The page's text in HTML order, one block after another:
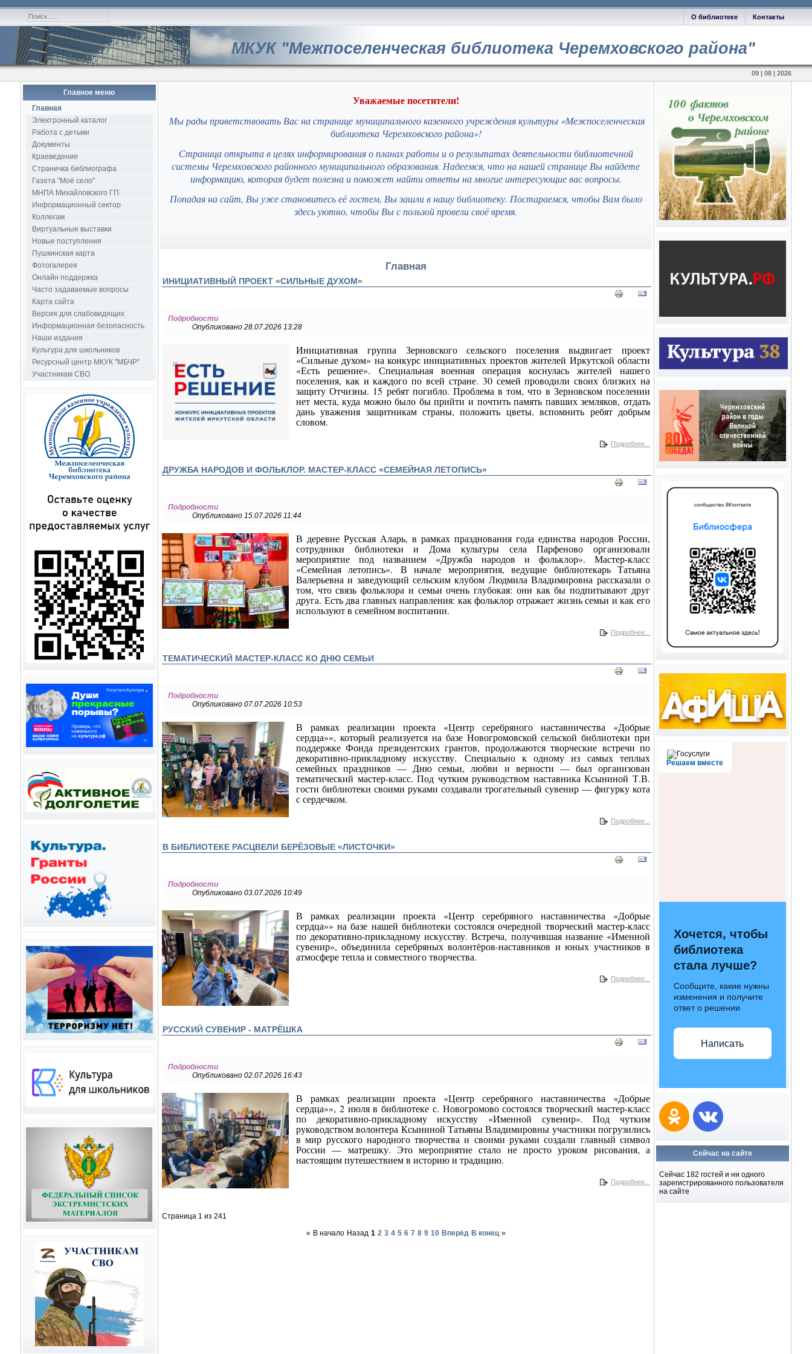
Контакты
О библиотеке
МКУК "Межпоселенческая библиотека Черемховского района"
09 | 08 | 2026
Главное меню
Главная
Электронный каталог
Работа с детьми
Документы
Краеведение
Страничка библиографа
Газета "Моё село"
МНПА Михайловского ГП
Информационный сектор
Коллегам
Виртуальные выставки
Новые поступления
Пушкинская карта
Фотогалерея
Онлайн поддержка
Часто задаваемые вопросы
Карта сайта
Версия для слабовидящих
Информационная безопасность
Наши издания
Культура для школьников
Ресурсный центр МКУК "МБЧР"
Участникам СВО
Уважаемые посетители!
Мы рады приветствовать Вас на странице муниципального казенного учреждения культуры «Межпоселенческая
библиотека Черемховского района»!
Страница открыта в целях информирования о планах работы и о результатах деятельности библиотечной
системы Черемховского районного муниципального образования. Надеемся, что на нашей странице Вы найдете
информацию, которая будет полезна и поможет найти ответы на многие интересующие вас вопросы.
Попадая на сайт, Вы уже становитесь её гостем, Вы зашли в нашу библиотеку. Постараемся, чтобы Вам было
здесь уютно, чтобы Вы с пользой провели своё время.
Главная
ИНИЦИАТИВНЫЙ ПРОЕКТ «СИЛЬНЫЕ ДУХОМ»
Подробности
Опубликовано 28.07.2026 13:28
Инициативная группа Зерновского сельского поселения выдвигает проект
«Сильные духом» на конкурс инициативных проектов жителей Иркутской области
«Есть решение». Специальная военная операция коснулась жителей нашего
поселения, как и каждого по всей стране. 30 семей проводили своих близких на
защиту Отчизны. 15 ребят погибло. Проблема в том, что в Зерновском поселении
нет места, куда можно было бы прийти и почтить память павших земляков, отдать
дань уважения защитникам страны, положить цветы, вспомнить ребят добрым
словом.
Подробнее...
ДРУЖБА НАРОДОВ И ФОЛЬКЛОР. МАСТЕР-КЛАСС «СЕМЕЙНАЯ ЛЕТОПИСЬ»
Подробности
Опубликовано 15.07.2026 11:44
В деревне Русская Аларь, в рамках празднования года единства народов России,
сотрудники библиотеки и Дома культуры села Парфеново организовали
мероприятие под названием «Дружба народов и фольклор». Мастер-класс
«Семейная летопись». В начале мероприятия, ведущие библиотекарь Татьяна
Валерьевна и заведующий сельским клубом Людмила Владимировна рассказали о
том, что связь фольклора и семьи очень глубокая: они как бы подпитывают друг
друга. Есть два главных направления: как фольклор отражает жизнь семьи и как его
используют в семейном воспитании.
Подробнее...
ТЕМАТИЧЕСКИЙ МАСТЕР-КЛАСС КО ДНЮ СЕМЬИ
Подробности
Опубликовано 07.07.2026 10:53
В рамках реализации проекта «Центр серебряного наставничества «Добрые
сердца»», который реализуется на базе Новогромовской сельской библиотеки при
поддержке Фонда президентских грантов, продолжаются творческие встречи по
декоративно-прикладному искусству. Специально к одному из самых теплых
семейных праздников — Дню семьи, любви и верности — был организован
тематический мастер-класс. Под чутким руководством наставника Ксыниной Т.В.
гости библиотеки своими руками создавали трогательный сувенир — фигурку кота
с сердечком.
Подробнее...
В БИБЛИОТЕКЕ РАСЦВЕЛИ БЕРЁЗОВЫЕ «ЛИСТОЧКИ»
Подробности
Опубликовано 03.07.2026 10:49
В рамках реализации проекта «Центр серебряного наставничества «Добрые
сердца»» на базе нашей библиотеки состоялся очередной творческий мастер-класс
по декоративно-прикладному искусству. Встреча, получившая название «Именной
сувенир», объединила серебряных волонтёров-наставников и юных участников в
атмосфере тепла и совместного творчества.
Подробнее...
РУССКИЙ СУВЕНИР - МАТРЁШКА
Подробности
Опубликовано 02.07.2026 16:43
В рамках реализации проекта «Центр серебряного наставничества «Добрые
сердца»», 2 июля в библиотеке с. Новогромово состоялся творческий мастер-класс
по декоративно-прикладному искусству «Именной сувенир». Под чутким
руководством волонтера Ксыниной Татьяны Владимировны участники погрузились
в мир русского народного творчества и своими руками создали главный символ
России — матрешку. Это мероприятие стало не просто уроком рисования, а
настоящим путешествием в историю и традицию.
Подробнее...
Страница 1 из 241
« В начало Назад 1 2 3 4 5 6 7 8 9 10 Вперёд В конец »
Решаем вместе
Хочется, чтобы
библиотека
стала лучше?
Сообщите, какие нужны
изменения и получите
ответ о решении
Написать
Сейчас на сайте
Сейчас 182 гостей и ни одного
зарегистрированного пользователя
на сайте